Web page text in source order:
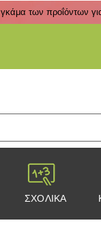
των προΐόντων για
ΣΧΟΛΙΚΑ